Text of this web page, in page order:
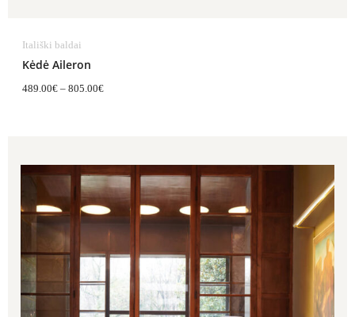
Itališki baldai
Kėdė Aileron
489.00€ – 805.00€